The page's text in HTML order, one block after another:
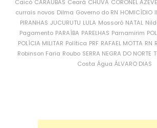
Caicó CARAÚBAS Ceará CHUVA CORONEL
currais novos Dilma Governo do RN HOMICÍDIO
PIRANHAS JUCURUTU LULA Mossoró NATAL
Pagamento PARAÍBA PARELHAS Parnamirim
POLÍCIA MILITAR Política PRF RAFAEL MOTTA RN
Robinson Faria Roubo SERRA NEGRA DO NORTE
Costa Água ÁLVARO DIAS